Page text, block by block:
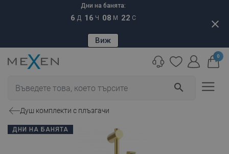
Дни на банята:
6 Д 16 Ч 08 М 21 С
Виж
close
search
0
Душ комплекти с плъзгачи
ДНИ НА БАНЯТА